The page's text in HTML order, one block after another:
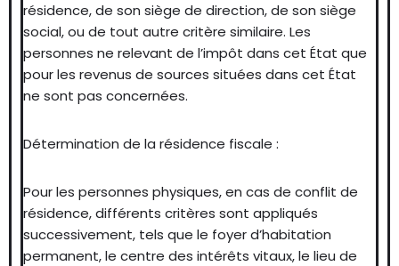
résidence, de son siège de direction, de son siège
social, ou de tout autre critère similaire. Les
personnes ne relevant de l’impôt dans cet État que
pour les revenus de sources situées dans cet État
ne sont pas concernées.
Détermination de la résidence fiscale :
Pour les personnes physiques, en cas de conflit de
résidence, différents critères sont appliqués
successivement, tels que le foyer d’habitation
permanent, le centre des intérêts vitaux, le lieu de